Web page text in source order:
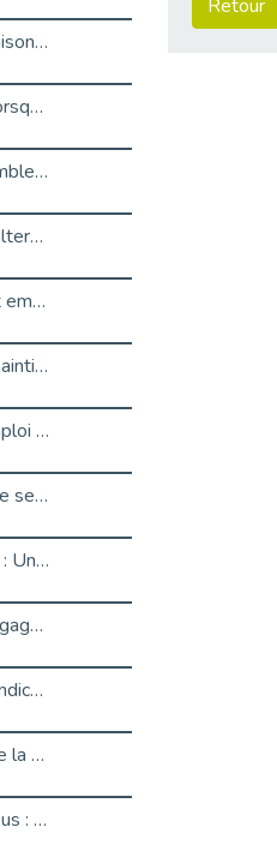
L’Aménagement Raisonnable : Un Levier pour l’Équité
Optimiser son CV lorsqu’on est en situation de handicap
28 avril : Agir ensemble pour une culture de prévention au travail
Mobilisation pour l’alternance et le handicap
Handicap moteur et emploi : réussir ses recrutements vidéo
Témoignage : "Le maintien en emploi est un investissement, pas une contrainte."
L’équipe de Cap Emploi 92 s’agrandit : Bienvenue à Charmila, Khoudia et Fadila !
[RETOUR SUR] Une session de recrutement inclusive réussie à Asnières !
Emploi et Handicap : Une alliance de style entre Cap Emploi 92 et La Cravate Solidaire
Cap Emploi 92 s'engage pour la santé mentale : La formation PSSM au cœur de l'accompagnement
Recrutement et Handicap : Et si vous testiez avant de vous engager ?
Journée mondiale de la maladie de Parkinson : Mieux comprendre pour mieux accompagner
L’alternance pour tous : Cap Emploi 92 et Seine Ouest Entreprise et Emploi mobilisés à Boulogne-Billancourt
Retour